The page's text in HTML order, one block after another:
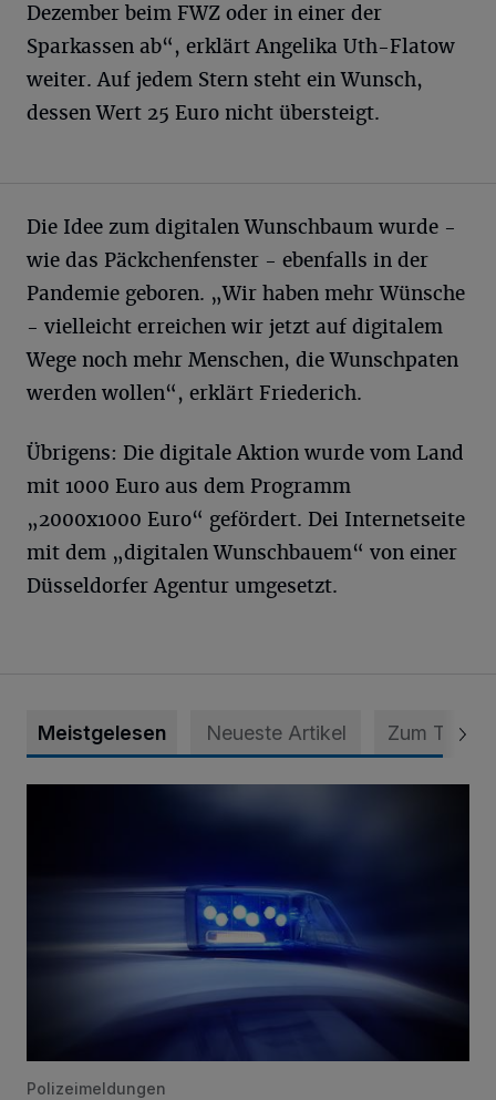
Dezember beim FWZ oder in einer der
Sparkassen ab“, erklärt Angelika Uth-Flatow
weiter. Auf jedem Stern steht ein Wunsch,
dessen Wert 25 Euro nicht übersteigt.
Die Idee zum digitalen Wunschbaum wurde -
wie das Päckchenfenster - ebenfalls in der
Pandemie geboren. „Wir haben mehr Wünsche
- vielleicht erreichen wir jetzt auf digitalem
Wege noch mehr Menschen, die Wunschpaten
werden wollen“, erklärt Friederich.
Übrigens: Die digitale Aktion wurde vom Land
mit 1000 Euro aus dem Programm
„2000x1000 Euro“ gefördert. Dei Internetseite
mit dem „digitalen Wunschbauem“ von einer
Düsseldorfer Agentur umgesetzt.
Meistgelesen Neueste Artikel Zum Thema
Polizeimeldungen